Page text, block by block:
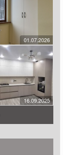
01.07.2026
16.09.2025